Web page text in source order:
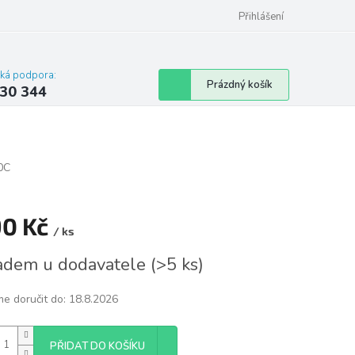
Přihlášení
podpora:
344
Nákupní
košík
Prázdný košík
Kč / ks
u dodavatele (>5 ks)
doručit do: 18.8.2026
PŘIDAT DO KOŠÍKU